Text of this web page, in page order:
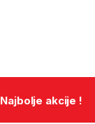
Najbolje akcije !